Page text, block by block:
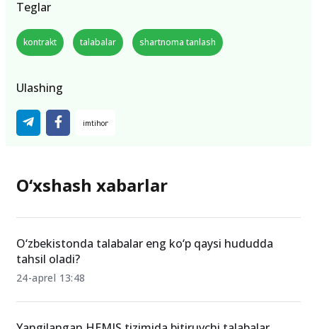
Teglar
kontrakt talabalar shartnoma tanlash
Ulashing
O‘xshash xabarlar
O‘zbekistonda talabalar eng ko‘p qaysi hududda
tahsil oladi?
24-aprel 13:48